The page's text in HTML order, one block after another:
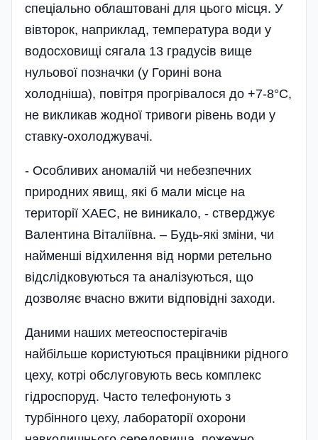
спеціально облаштовані для цього місця. У
вівторок, наприклад, температура води у
водосховищі сягала 13 градусів вище
нульової позначки (у Горині вона
холодніша), повітря прогрівалося до +7-8°С,
не викликав жодної тривоги рівень води у
ставку-охолоджувачі.
- Особливих аномалій чи небезпечних
природних явищ, які б мали місце на
території ХАЕС, не виникало, - стверджує
Валентина Віталіївна. – Будь-які зміни, чи
найменші відхилення від норми ретельно
відслідковуються та аналізуються, що
дозволяє вчасно вжити відповідні заходи.
Даними наших метеоспостерігачів
найбільше користуються працівники рідного
цеху, котрі обслуго­вують весь комплекс
гідроспоруд. Часто теле­фонують з
турбінного цеху, лабораторії охорони